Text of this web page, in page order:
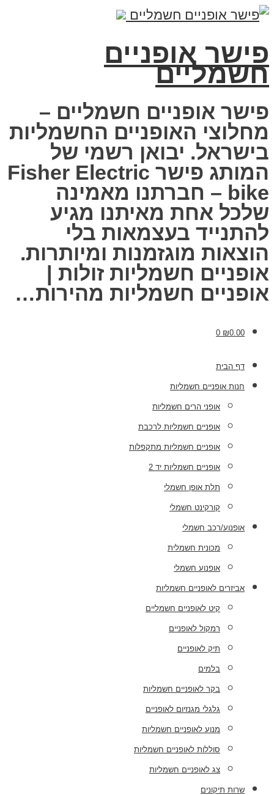
פישר אופניים
חשמליים
פישר אופניים חשמליים –
מחלוצי האופניים החשמליות
בישראל. יבואן רשמי של
המותג פישר Fisher Electric
bike – חברתנו מאמינה
שלכל אחת מאיתנו מגיע
להתנייד בעצמאות בלי
הוצאות מוגזמנות ומיותרות.
אופניים חשמליות זולות |
אופניים חשמליות מהירות…
₪0.00
0
דף הבית
חנות אופניים חשמליות
אופני הרים חשמליות
אופניים חשמליות לרכבת
אופניים חשמליות מתקפלות
אופניים חשמליות יד 2
תלת אופן חשמלי
קורקינט חשמלי
אופנוע/רכב חשמלי
מכונית חשמלית
אופנוע חשמלי
אביזרים לאופניים חשמליות
קיט לאופניים חשמליים
רמקול לאופניים
תיק לאופניים
בלמים
בקר לאופניים חשמליות
גלגלי מגנזיום לאופניים
מנוע לאופניים חשמליות
סוללות לאופניים חשמליות
צג לאופניים חשמליות
שרות תיקונים